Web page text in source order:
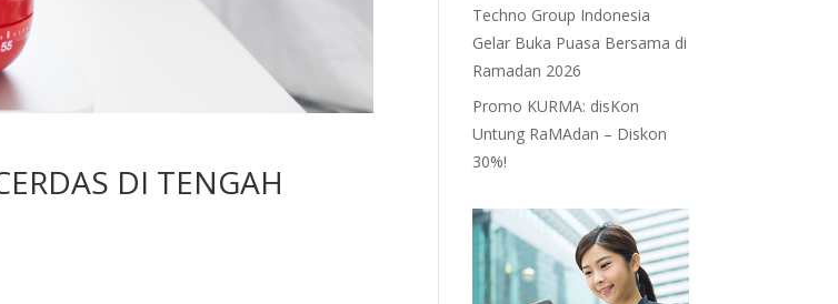
DI TENGAH
Techno Group Indonesia
Gelar Buka Puasa Bersama di
Ramadan 2026
Promo KURMA: disKon
Untung RaMAdan – Diskon
30%!